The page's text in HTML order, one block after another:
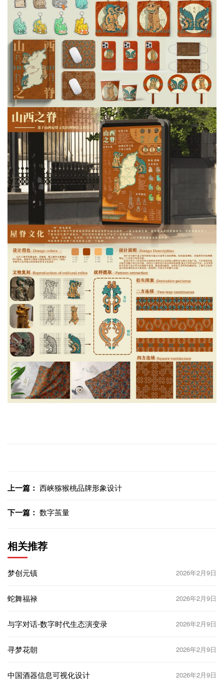
上一篇： 西峡猕猴桃品牌形象设计
下一篇： 数字茧量
相关推荐
梦创元镇 2026年2月9日
蛇舞福禄 2026年2月9日
与字对话-数字时代生态演变录 2026年2月9日
寻梦花朝 2026年2月9日
中国酒器信息可视化设计 2026年2月9日